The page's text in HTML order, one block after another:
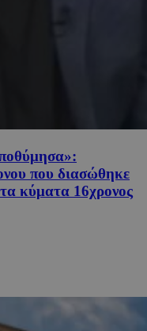
που διασώθηκε
κύματα 16χρονος